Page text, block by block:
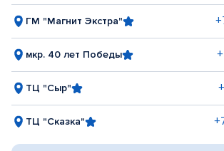
ГМ "Магнит Экстра"
мкр. 40 лет Победы
ТЦ "Сыр"
ТЦ "Сказка"